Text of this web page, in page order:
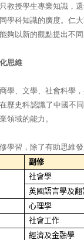
教授學生專業知識，
學科知識的廣度。仁
夠以新的觀點提出不同
思維
學、文學、社會科學
歷史科認識了中國不
領域的能力。
學習，除了有助思維
副修
社會學
英國語言學及翻
心理學
社會工作
經濟及金融學